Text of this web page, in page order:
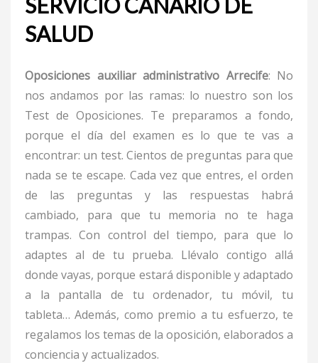
SALUD
Oposiciones auxiliar administrativo Arrecife: No
nos andamos por las ramas: lo nuestro son los
Test de Oposiciones. Te preparamos a fondo,
porque el día del examen es lo que te vas a
encontrar: un test. Cientos de preguntas para que
nada se te escape. Cada vez que entres, el orden
de las preguntas y las respuestas habrá
cambiado, para que tu memoria no te haga
trampas. Con control del tiempo, para que lo
adaptes al de tu prueba. Llévalo contigo allá
donde vayas, porque estará disponible y adaptado
a la pantalla de tu ordenador, tu móvil, tu
tableta… Además, como premio a tu esfuerzo, te
regalamos los temas de la oposición, elaborados a
conciencia y actualizados.